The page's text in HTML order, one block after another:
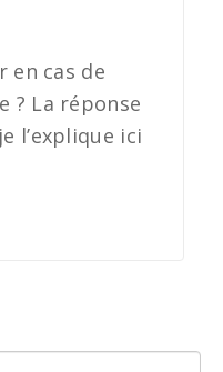
en cas de
? La réponse
l’explique ici